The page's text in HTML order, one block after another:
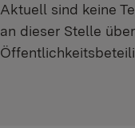
Aktuell sind keine
an dieser Stelle